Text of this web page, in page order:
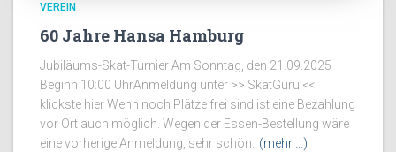
VEREIN
60 Jahre Hansa Hamburg
Jubiläums-Skat-Turnier Am Sonntag, den 21.09.2025
Beginn 10:00 UhrAnmeldung unter >> SkatGuru <<
klickste hier Wenn noch Plätze frei sind ist eine Bezahlung
vor Ort auch möglich. Wegen der Essen-Bestellung wäre
eine vorherige Anmeldung, sehr schön.
(mehr …)